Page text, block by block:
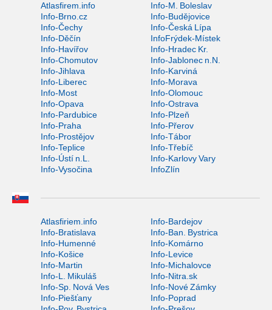
Atlasfirem.info
Info-M. Boleslav
Info-Brno.cz
Info-Budějovice
Info-Čechy
Info-Česká Lípa
Info-Děčín
InfoFrýdek-Místek
Info-Havířov
Info-Hradec Kr.
Info-Chomutov
Info-Jablonec n.N.
Info-Jihlava
Info-Karviná
Info-Liberec
Info-Morava
Info-Most
Info-Olomouc
Info-Opava
Info-Ostrava
Info-Pardubice
Info-Plzeň
Info-Praha
Info-Přerov
Info-Prostějov
Info-Tábor
Info-Teplice
Info-Třebíč
Info-Ústí n.L.
Info-Karlovy Vary
Info-Vysočina
InfoZlín
Atlasfiriem.info
Info-Bardejov
Info-Bratislava
Info-Ban. Bystrica
Info-Humenné
Info-Komárno
Info-Košice
Info-Levice
Info-Martin
Info-Michalovce
Info-L. Mikuláš
Info-Nitra.sk
Info-Sp. Nová Ves
Info-Nové Zámky
Info-Piešťany
Info-Poprad